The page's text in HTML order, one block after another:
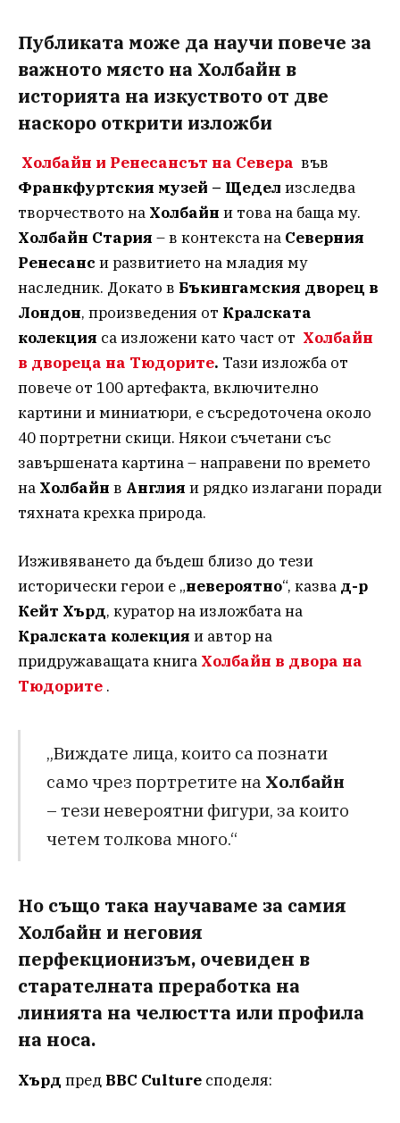
Публиката може да научи повече за
важното място на Холбайн в
историята на изкуството от две
наскоро открити изложби
Холбайн и Ренесансът на Севера във
Франкфуртския музей – Щедел изследва
творчеството на Холбайн и това на баща му.
Холбайн Стария – в контекста на Северния
Ренесанс и развитието на младия му
наследник. Докато в Бъкингамския дворец в
Лондон, произведения от Кралската
колекция са изложени като част от Холбайн
в двореца на Тюдорите. Тази изложба от
повече от 100 артефакта, включително
картини и миниатюри, е съсредоточена около
40 портретни скици. Някои съчетани със
завършената картина – направени по времето
на Холбайн в Англия и рядко излагани поради
тяхната крехка природа.
Изживяването да бъдеш близо до тези
исторически герои е „невероятно“, казва д-р
Кейт Хърд, куратор на изложбата на
Кралската колекция и автор на
придружаващата книга Холбайн в двора на
Тюдорите .
„Виждате лица, които са познати
само чрез портретите на Холбайн
– тези невероятни фигури, за които
четем толкова много.“
Но също така научаваме за самия
Холбайн и неговия
перфекционизъм, очевиден в
старателната преработка на
линията на челюстта или профила
на носа.
Хърд пред BBC Culture споделя: